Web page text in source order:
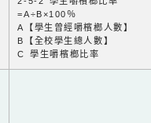
=A÷B×100％
A【學生曾經嚼檳榔人數】
B【全校學生總人數】
C 學生嚼檳榔比率